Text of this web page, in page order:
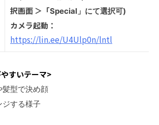
択画⾯ ＞「Special 」にて選択可)
カメラ起動：
https://lin.ee/U4Ulp0n/lntl
すいテーマ>
髪型で決め顔
ジする様子